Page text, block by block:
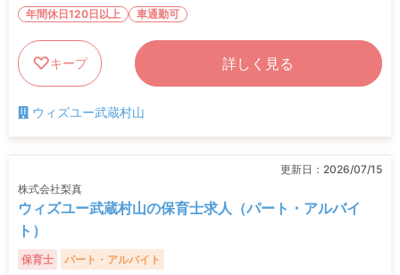
年間休日120日以上
車通勤可
キープ 詳しく見る
ウィズユー武蔵村山
更新日： 2026/07/15
株式会社梨真
ウィズユー武蔵村山の保育士求人（パート・アルバイ
ト）
保育士 パート・アルバイト